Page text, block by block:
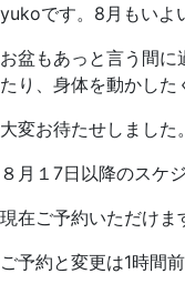
yukoです。8月もいよ
お盆もあっと言う間に
たり、身体を動かした
大変お待たせしました。
８月１7日以降のスケ
現在ご予約いただけま
ご予約と変更は1時間